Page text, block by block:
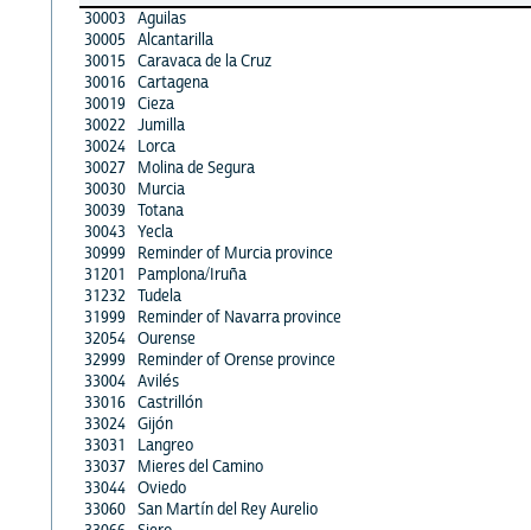
30003
Aguilas
30005
Alcantarilla
30015
Caravaca de la Cruz
30016 Cartagena
30019 Cieza
30022 Jumilla
30024
Lorca
30027
Molina de Segura
30030
Murcia
30039 Totana
30043
Yecla
30999
Reminder of Murcia province
31201
Pamplona/Iruña
31232 Tudela
31999
Reminder of Navarra province
32054 Ourense
32999
Reminder of Orense province
33004 Avilés
33016 Castrillón
33024 Gijón
33031
Langreo
33037
Mieres del Camino
33044 Oviedo
33060 San Martín del Rey Aurelio